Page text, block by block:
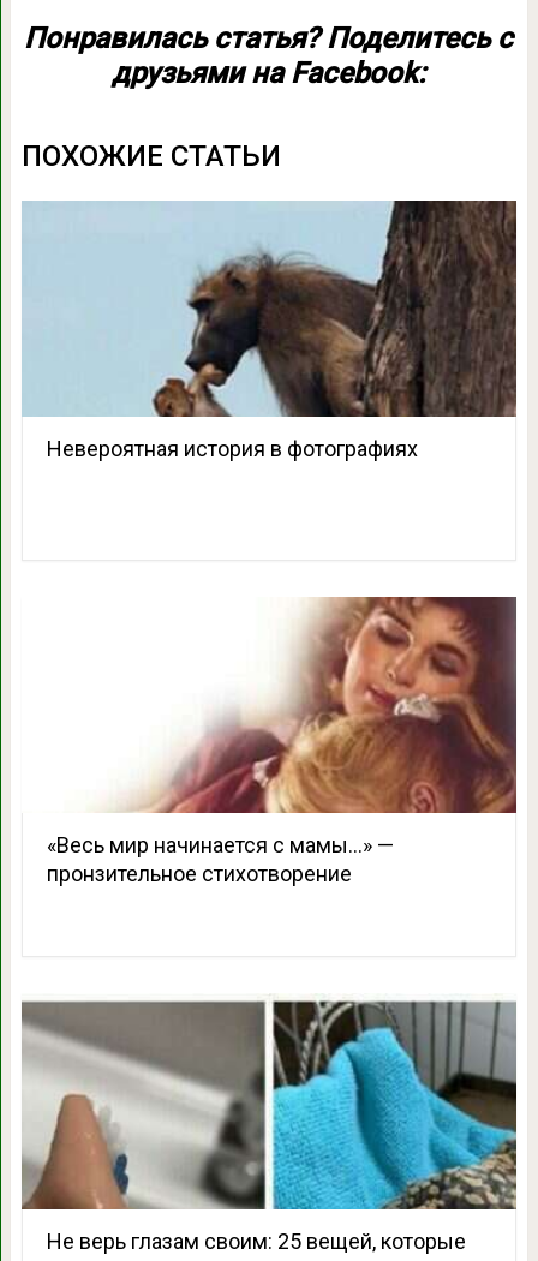
Понравилась статья? Поделитесь с
друзьями на Facebook:
ПОХОЖИЕ СТАТЬИ
Невероятная история в фотографиях
«Весь мир начинается с мамы…» —
пронзительное стихотворение
Не верь глазам своим: 25 вещей, которые